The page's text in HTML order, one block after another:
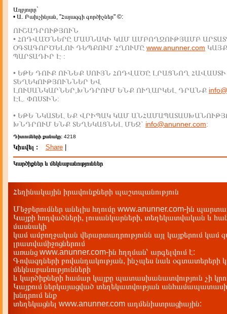
Աղբյուրը`
• Ա. Բախչինյան, "Հայազգի գործիչներ" ©:
ՈՒՇԱԴՐՈՒԹՅՈՒՆ
• ՀՈԴՎԱԾՆԵՐԸ ՄԱՍՆԱԿԻ ԿԱՄ ԱՄԲՈՂՋՈՒԹՅԱՄԲ
ՕԳՏԱԳՈՐԾԵԼՈՒ ԴԵՊՔՈՒՄ ՀՂՈՒՄԸ www.anunner.com
ՊԱՐՏԱԴԻՐ Է :
• ԵԹԵ ԴՈՒՔ ՈՒՆԵՔ ՍՈՒՅՆ ՀՈԴՎԱԾԸ ԼՐԱՑՆՈՂ ՀԱՎԱՍՏԻ
ՏԵՂԵԿՈՒԹՅՈՒՆՆԵՐ ԵՎ
ԼՈՒՍԱՆԿԱՐՆԵՐ,ԽՆԴՐՈՒՄ ԵՆՔ ՈՒՂԱՐԿԵԼ ԴՐԱՆՔ
ԷԼ. ՓՈՍՏԻՆ:
• ԵԹԵ ՆԿԱՏԵԼ ԵՔ ՎՐԻՊԱԿ ԿԱՄ
ԽՆԴՐՈՒՄ ԵՆՔ ՏԵՂԵԿԱՑՆԵԼ ՄԵԶ` info@anunner.com:
Դիտումների քանակը: 4218
Կիսվել : Share
Կարծիքներ և մեկնաբանություններ
Հեղինակային իրավունքների պաշտպանություն
Մեջբերումներ անելիս հղումը www.anunner.com-ին
Կայքի հոդվածների, լուսանկարների, տեղեկատվական և
մասնակի
կամ ամբողջական վերարտադրությունն այլ կայքերում կամ
լրատվամիջոցներում
առանց www.anunner.com-ին հղղման՝ արգելվում է:
Գովազդների բովանդակության, ինչպես նաև օգտատերերի
մեկնաբանությունների
և կարծիքների համար կայքը պատասխանատվություն չի
Կայքում ներկայացված տեղեկատվության
խնդրում ենք
տեղեկացնել www.anunner.com ադմենիստրացիային: